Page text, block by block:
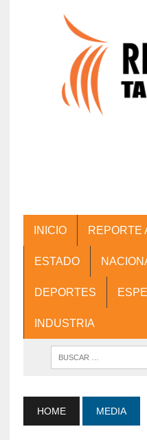
INICIO REPORTE
ESTADO
DEPORTES
INDUSTRIA
HOME MEDIA